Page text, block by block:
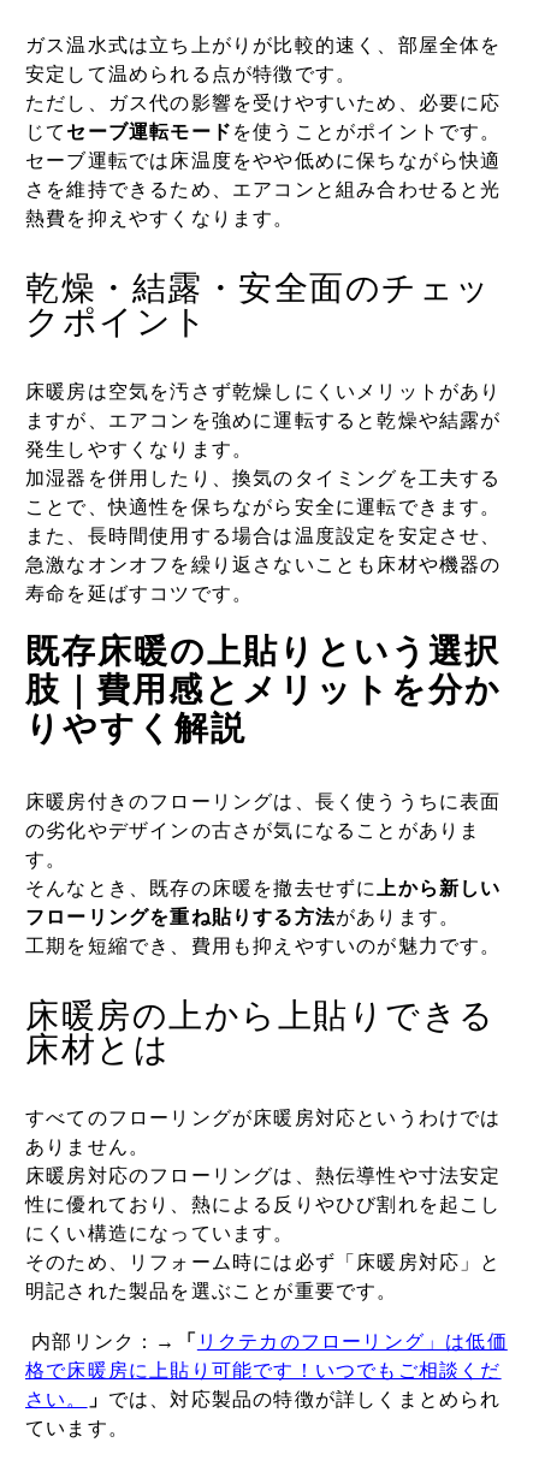
ガス温水式は立ち上がりが比較的速く、部屋全体を
安定して温められる点が特徴です。
ただし、ガス代の影響を受けやすいため、必要に応
じて セーブ運転モード を使うことがポイントです。
セーブ運転では床温度をやや低めに保ちながら快適
さを維持できるため、エアコンと組み合わせると光
熱費を抑えやすくなります。
乾燥・結露・安全面のチェッ
クポイント
床暖房は空気を汚さず乾燥しにくいメリットがあり
ますが、エアコンを強めに運転すると乾燥や結露が
発生しやすくなります。
加湿器を併用したり、換気のタイミングを工夫する
ことで、快適性を保ちながら安全に運転できます。
また、長時間使用する場合は温度設定を安定させ、
急激なオンオフを繰り返さないことも床材や機器の
寿命を延ばすコツです。
既存床暖の上貼りという選択
肢｜費用感とメリットを分か
りやすく解説
床暖房付きのフローリングは、長く使ううちに表面
の劣化やデザインの古さが気になることがありま
す。
そんなとき、既存の床暖を撤去せずに
上から新しい
フローリングを重ね貼りする方法があります。
工期を短縮でき、費用も抑えやすいのが魅力です。
床暖房の上から上貼りできる
床材とは
すべてのフローリングが床暖房対応というわけでは
ありません。
床暖房対応のフローリングは、熱伝導性や寸法安定
性に優れており、熱による反りやひび割れを起こし
にくい構造になっています。
そのため、リフォーム時には必ず「床暖房対応」と
明記された製品を選ぶことが重要です。
内部リンク：→ 「 リクテカのフローリング」は低価
格で床暖房に上貼り可能です！いつでもご相談くだ
さい。
」 では、対応製品の特徴が詳しくまとめられ
ています。